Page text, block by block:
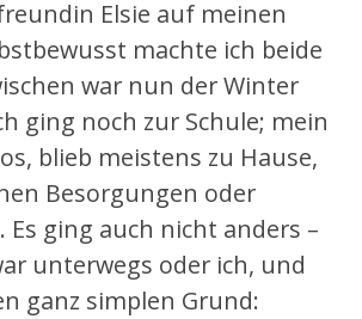
Elsie auf meinen
machte ich beide
war nun der Winter
ging noch zur Schule; mein
blieb meistens zu Hause,
Besorgungen oder
Es ging auch nicht anders –
unterwegs oder ich, und
ganz simplen Grund: